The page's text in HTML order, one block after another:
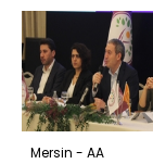
Mersin - AA